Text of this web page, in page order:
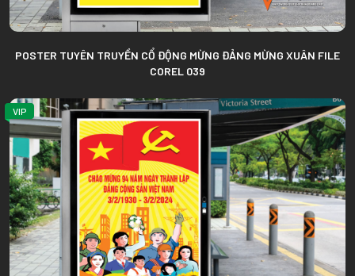
POSTER TUYÊN TRUYỀN CỔ ĐỘNG MỪNG ĐẢNG MỪNG XUÂN FILE
COREL 039
VIP